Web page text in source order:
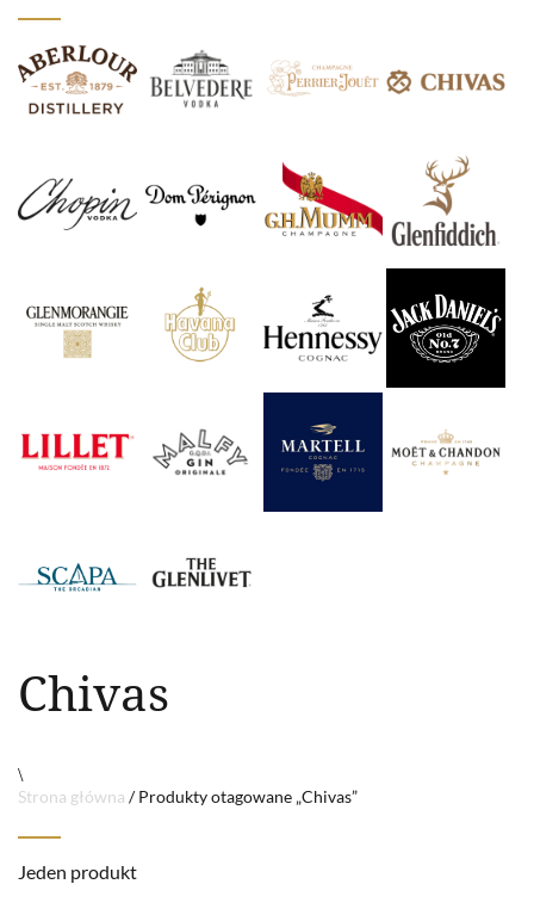
Chivas
\
Strona główna / Produkty otagowane „Chivas”
Jeden produkt